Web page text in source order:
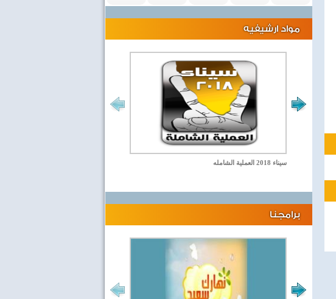
مواد ارشيفيه
سيناء 2018 العملية الشامله
برامجنا